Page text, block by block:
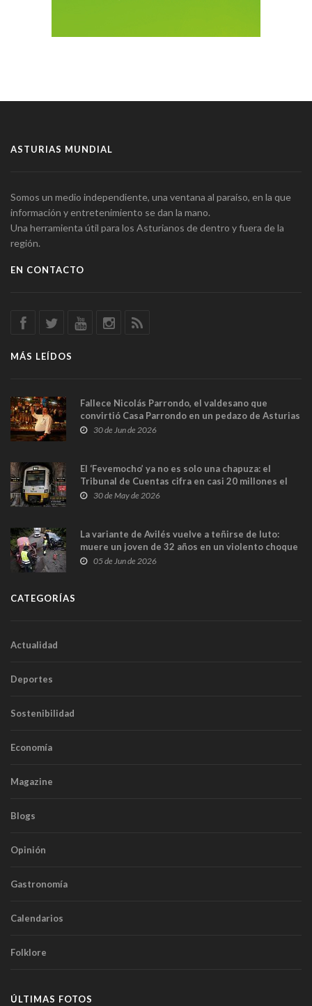
ASTURIAS MUNDIAL
Somos un medio independiente, una ventana al paraíso, en la que
información y entretenimiento se dan la mano.
Una herramienta útil para los Asturianos de dentro y fuera de la
región.
EN CONTACTO
MÁS LEÍDOS
Fallece Nicolás Parrondo, el valdesano que
convirtió Casa Parrondo en un pedazo de Asturias
en Madrid
30 de Jun de 2026
El ‘Fevemocho’ ya no es solo una chapuza: el
Tribunal de Cuentas cifra en casi 20 millones el
sobrecoste de los trenes que no cabían por los
30 de May de 2026
La variante de Avilés vuelve a teñirse de luto:
muere un joven de 32 años en un violento choque
frontal
05 de Jun de 2026
CATEGORÍAS
Actualidad
Deportes
Sostenibilidad
Economía
Magazine
Blogs
Opinión
Gastronomía
Calendarios
Folklore
ÚLTIMAS FOTOS